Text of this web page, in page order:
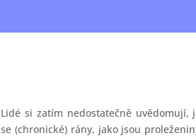
Lidé si zatím nedostatečně
se (chronické) rány, jako jsou